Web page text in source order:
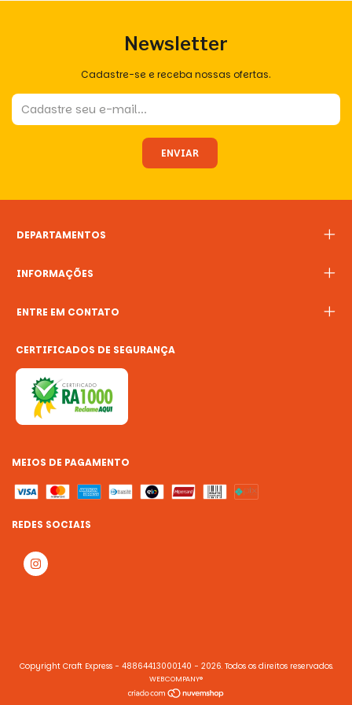
Newsletter
Cadastre-se e receba nossas ofertas.
DEPARTAMENTOS
INFORMAÇÕES
ENTRE EM CONTATO
CERTIFICADOS DE SEGURANÇA
MEIOS DE PAGAMENTO
REDES SOCIAIS
Copyright Craft Express - 48864413000140 - 2026. Todos os direitos reservados.
WEBCOMPANY®